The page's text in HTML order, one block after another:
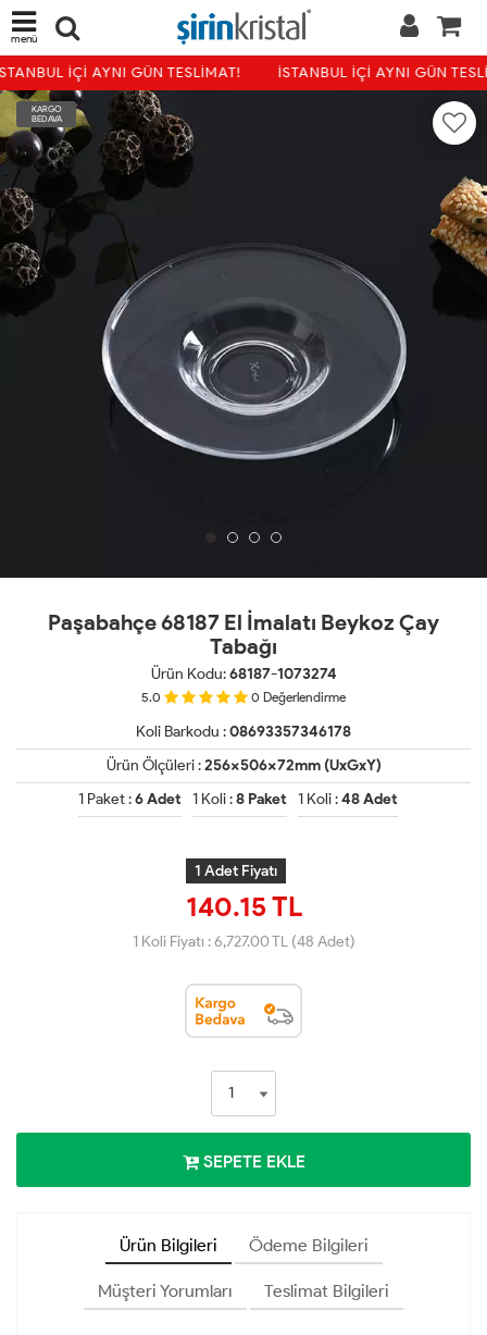
menü
İÇİ AYNI GÜN TESLİMAT! İSTANBUL İÇİ AYNI GÜN
KARGO
BEDAVA
Paşabahçe 68187 El İmalatı Beykoz Çay
Tabağı
Ürün Kodu:68187-1073274
5.0 0 Değerlendirme
Koli Barkodu :08693357346178
Ürün Ölçüleri :256x506x72mm (UxGxY)
1 Paket :6 Adet 1 Koli :8 Paket 1 Koli :48 Adet
1 Adet Fiyatı
140.15 TL
1 Koli Fiyatı :6,727.00TL (48 Adet)
SEPETE EKLE
Ürün Bilgileri Ödeme Bilgileri
Müşteri Yorumları Teslimat Bilgileri